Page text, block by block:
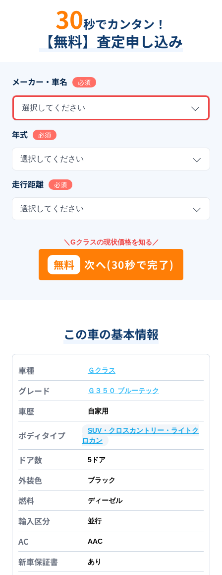
30秒でカンタン！
【無料】査定申し込み
メーカー・車名 必須
選択してください
年式 必須
選択してください
走行距離 必須
選択してください
＼Gクラスの現状価格を知る／
無料 次へ(30秒で完了)
この車の基本情報
車種 Ｇクラス
グレード Ｇ３５０ ブルーテック
車歴 自家用
ボディタイプ
SUV・クロスカントリー・ライトク
ロカン
ドア数 5 ドア
外装色 ブラック
燃料 ディーゼル
輸入区分 並行
AC AAC
新車保証書 あり